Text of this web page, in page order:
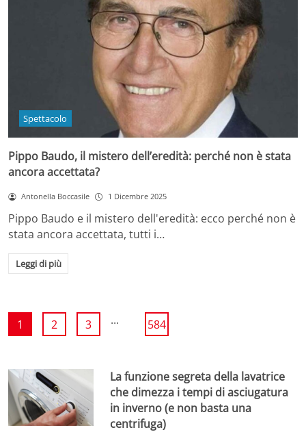
Spettacolo
Pippo Baudo, il mistero dell’eredità: perché non è stata
ancora accettata?
Antonella Boccasile 1 Dicembre 2025
Pippo Baudo e il mistero dell'eredità: ecco perché non è
stata ancora accettata, tutti i…
Leggi di più
1 2 3 ... 584
La funzione segreta della lavatrice
che dimezza i tempi di asciugatura
in inverno (e non basta una
centrifuga)